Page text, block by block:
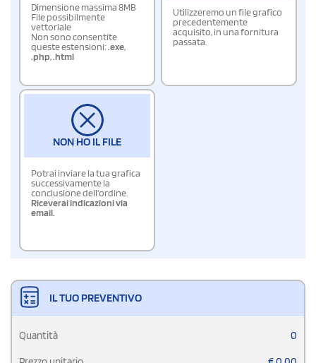
Dimensione massima 8MB
File possibilmente
vettoriale
Non sono consentite
queste estensioni:.exe,
.php,.html
Utilizzeremo un file grafico
precedentemente
acquisito, in una fornitura
passata.
NON HO IL FILE
Potrai inviare la tua grafica
successivamente la
conclusione dell'ordine.
Riceverai indicazioni via
email.
IL TUO PREVENTIVO
Quantità 0